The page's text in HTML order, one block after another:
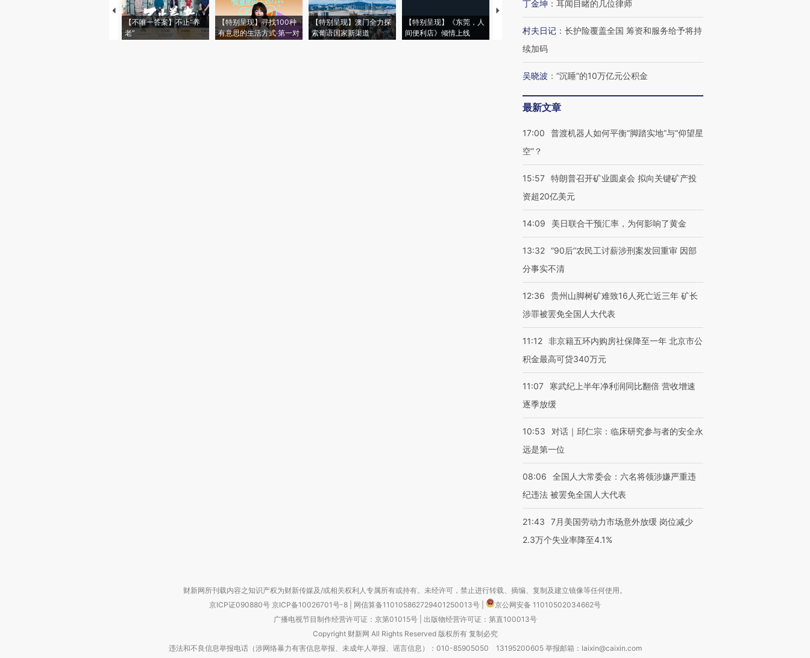
【不唯一答案】不止“养
老”
【特别呈现】寻找100种
有意思的生活方式·第一对
【特别呈现】澳门全力探
索葡语国家新渠道
【特别呈现】《东莞，人
间便利店》倾情上线
【推广】走进第四届链博
有意思的生活方式·第三对
住三大增长引擎是什么？
丁金坤 ： 耳闻目睹的几位律师
村夫日记 ： 长护险覆盖全国 筹资和服务给予将持
续加码
吴晓波 ： “沉睡”的10万亿元公积金
最新文章
17:00
普渡机器人如何平衡“脚踏实地”与“仰望星
空”？
15:57 特朗普召开矿业圆桌会 拟向关键矿产投
资超20亿美元
14:09 美日联合干预汇率，为何影响了黄金
13:32 “90后”农民工讨薪涉刑案发回重审 因部
分事实不清
12:36
贵州山脚树矿难致16人死亡近三年 矿长
涉罪被罢免全国人大代表
11:12 非京籍五环内购房社保降至一年 北京市公
积金最高可贷340万元
11:07
寒武纪上半年净利润同比翻倍 营收增速
逐季放缓
10:53
对话｜邱仁宗：临床研究参与者的安全永
远是第一位
08:06
全国人大常委会：六名将领涉嫌严重违
纪违法 被罢免全国人大代表
21:43
7月美国劳动力市场意外放缓 岗位减少
2.3万个失业率降至4.1%
财新网所刊载内容之知识产权为财新传媒及/或相关权利人专属所有或持有。未经许可，禁止进行转载、摘编、复制及建立镜像等任何使用。
京ICP证090880号 京ICP备10026701号-8 网信算备110105862729401250013号
京公网安备 11010502034662号
广播电视节目制作经营许可证：京第01015号| 出版物经营许可证：第直100013号
Copyright 财新网 All Rights Reserved 版权所有 复制必究
违法和不良信息举报电话（涉网络暴力有害信息举报、未成年人举报、谣言信息）：010-85905050 13195200605 举报邮箱：laixin@caixin.com